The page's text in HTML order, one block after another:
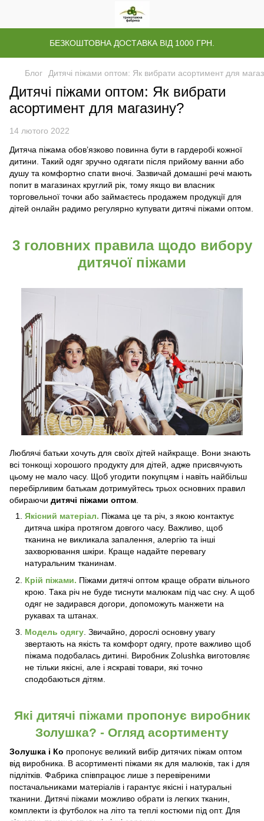
БЕЗКОШТОВНА ДОСТАВКА ВІД 1000 ГРН.
Блог Дитячі піжами оптом: Як вибрати асортимент для
Дитячі піжами оптом: Як вибрати
асортимент для магазину?
14 лютого 2022
Дитяча піжама обов’язково повинна бути в гардеробі кожної
дитини. Такий одяг зручно одягати після прийому ванни або
душу та комфортно спати вночі. Зазвичай домашні речі мають
попит в магазинах круглий рік, тому якщо ви власник
торговельної точки або займаєтесь продажем продукції для
дітей онлайн радимо регулярно купувати дитячі піжами оптом.
3 головних правила щодо вибору
дитячої піжами
Люблячі батьки хочуть для своїх дітей найкраще. Вони знають
всі тонкощі хорошого продукту для дітей, адже присвячують
цьому не мало часу. Щоб угодити покупцям і навіть найбільш
перебірливим батькам дотримуйтесь трьох основних правил
обираючи дитячі піжами оптом.
Якісний матеріал. Піжама це та річ, з якою контактує
дитяча шкіра протягом довгого часу. Важливо, щоб
тканина не викликала запалення, алергію та інші
захворювання шкіри. Краще надайте перевагу
натуральним тканинам.
Крій піжами. Піжами дитячі оптом краще обрати вільного
крою. Така річ не буде тиснути малюкам під час сну. А щоб
одяг не задирався догори, допоможуть манжети на
рукавах та штанах.
Модель одягу. Звичайно, дорослі основну увагу
звертають на якість та комфорт одягу, проте важливо щоб
піжама подобалась дитині. Виробник Zolushka виготовляє
не тільки якісні, але і яскраві товари, які точно
сподобаються дітям.
Які дитячі піжами пропонує виробник
Золушка? - Огляд асортименту
Золушка і Ко пропонує великий вибір дитячих піжам оптом
від виробника. В асортименті піжами як для малюків, так і для
підлітків. Фабрика співпрацює лише з перевіреними
постачальниками матеріалів і гарантує якісні і натуральні
тканини. Дитячі піжами можливо обрати із легких тканин,
комплекти із футболок на літо та теплі костюми під опт. Для